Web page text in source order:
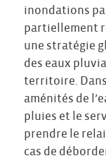
inondations
partiellement
une stratégie
des eaux
territoire.
aménités de
pluies et le
prendre le
cas de